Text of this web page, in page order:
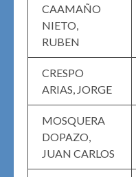
CAAMAÑO
NIETO,
RUBEN
CRESPO
ARIAS, JORGE
MOSQUERA
DOPAZO,
JUAN CARLOS